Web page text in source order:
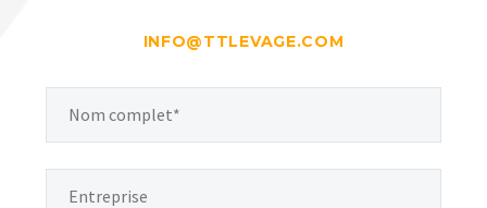
INFO@TTLEVAGE.COM